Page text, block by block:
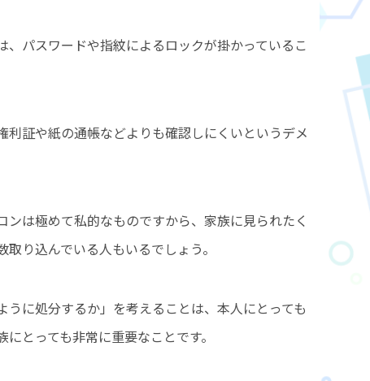
、パスワードや指紋によるロックが掛かっているこ
利証や紙の通帳などよりも確認しにくいというデメ
ンは極めて私的なものですから、家族に見られたく
り込んでいる人もいるでしょう。
うに処分するか」を考えることは、本人にとっても
とっても非常に重要なことです。